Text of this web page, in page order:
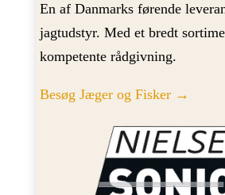
En af Danmarks førende
jagtudstyr. Med et bredt
kompetente rådgivning.
Besøg Jæger og Fisker →